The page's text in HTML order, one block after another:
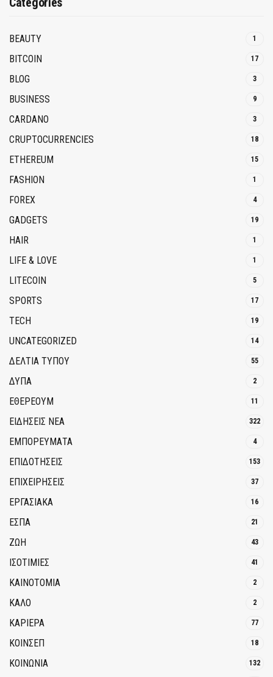
BEAUTY 1
BITCOIN 17
BLOG 3
BUSINESS 9
CARDANO 3
CRUPTOCURRENCIES 18
ETHEREUM 15
FASHION 1
FOREX 4
GADGETS 19
HAIR 1
LIFE & LOVE 1
LITECOIN 5
SPORTS 17
TECH 19
UNCATEGORIZED 14
ΔΕΛΤΙΑ ΤΥΠΟΥ 55
ΔΥΠΑ 2
ΕΘΈΡΕΟΥΜ 11
ΕΙΔΗΣΕΙΣ ΝΕΑ 322
ΕΜΠΟΡΕΥΜΑΤΑ 4
ΕΠΙΔΟΤΗΣΕΙΣ 153
ΕΠΙΧΕΙΡΗΣΕΙΣ 37
ΕΡΓΑΣΙΑΚΑ 16
ΕΣΠΑ 21
ΖΩΗ 43
ΙΣΟΤΙΜΙΕΣ 41
ΚΑΙΝΟΤΟΜΊΑ 2
ΚΑΛΟ 2
ΚΑΡΙΕΡΑ 77
ΚΟΙΝΣΕΠ 18
ΚΟΙΝΩΝΙΑ 132